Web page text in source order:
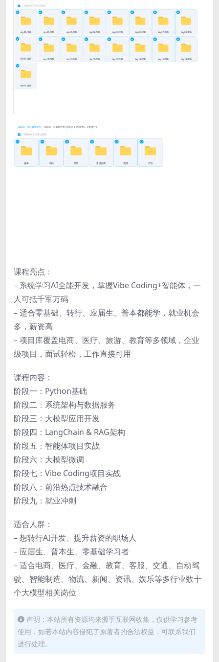
课程亮点：
– 系统学习AI全能开发，掌握Vibe Coding+智能体，一
人可抵千军万码
– 适合零基础、转行、应届生、普本都能学，就业机会
多，薪资高
– 项目库覆盖电商、医疗、旅游、教育等多领域，企业
级项目，面试轻松，工作直接可用
课程内容：
阶段一：Python基础
阶段二：系统架构与数据服务
阶段三：大模型应用开发
阶段四：LangChain & RAG架构
阶段五：智能体项目实战
阶段六：大模型微调
阶段七：Vibe Coding项目实战
阶段八：前沿热点技术融合
阶段九：就业冲刺
适合人群：
– 想转行AI开发、提升薪资的职场人
– 应届生、普本生、零基础学习者
– 适合电商、医疗、金融、教育、客服、交通、自动驾
驶、智能制造、物流、新闻、资讯、娱乐等多行业数十
个大模型相关岗位
声明：本站所有资源均来源于互联网收集，仅供学习参考
使用，如若本站内容侵犯了原著者的合法权益，可联系我们
进行处理。